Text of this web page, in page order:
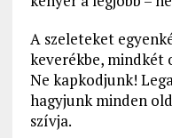
A szeleteket
keverékbe, mindkét
Ne kapkodjunk!
hagyjunk minden
szívja.